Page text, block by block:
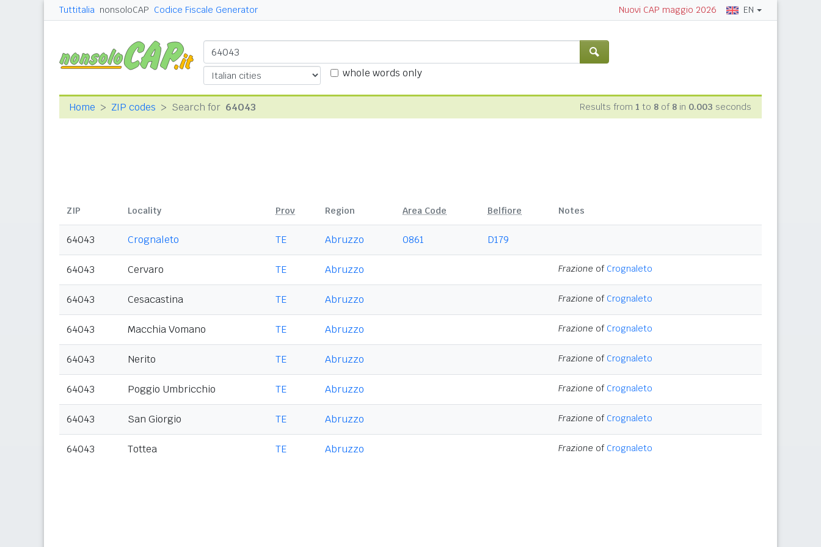
Tuttitalia nonsoloCAP Codice Fiscale Generator Nuovi CAP maggio 2026 EN
whole words only
Home ZIP codes Search for 64043 Results from 1 to 8 of 8 in 0.003 seconds
ZIP Locality Prov Region Area Code Belfiore Notes
64043 Crognaleto TE Abruzzo 0861 D179
64043 Cervaro TE Abruzzo Frazione of Crognaleto
64043 Cesacastina TE Abruzzo Frazione of Crognaleto
64043 Macchia Vomano TE Abruzzo Frazione of Crognaleto
64043 Nerito TE Abruzzo Frazione of Crognaleto
64043 Poggio Umbricchio TE Abruzzo Frazione of Crognaleto
64043 San Giorgio TE Abruzzo Frazione of Crognaleto
64043 Tottea TE Abruzzo Frazione of Crognaleto